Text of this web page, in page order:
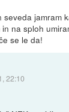
jamram
na sploh
se le da!
22:10